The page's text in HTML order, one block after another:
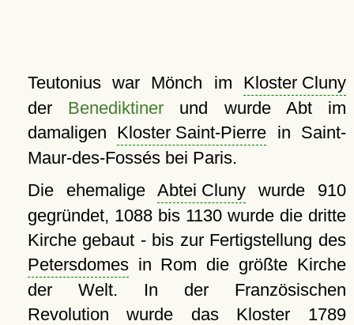
Teutonius war Mönch im Kloster Cluny
der Benediktiner und wurde Abt im
damaligen Kloster Saint-Pierre in Saint-
Maur-des-Fossés bei Paris.
Die ehemaligeAbtei Cluny wurde 910
gegründet, 1088 bis 1130 wurde die dritte
Kirche gebaut - bis zur Fertigstellung des
Petersdomesin Rom die größte Kirche
der Welt. In der Französischen
Revolution wurde das Kloster 1789